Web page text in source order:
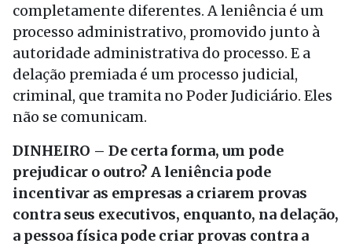
completamente diferentes. A leniência é um
processo administrativo, promovido junto à
autoridade administrativa do processo. E a
delação premiada é um processo judicial,
criminal, que tramita no Poder Judiciário. Eles
não se comunicam.
DINHEIRO – De certa forma, um pode
prejudicar o outro? A leniência pode
incentivar as empresas a criarem provas
contra seus executivos, enquanto, na delação,
a pessoa física pode criar provas contra a